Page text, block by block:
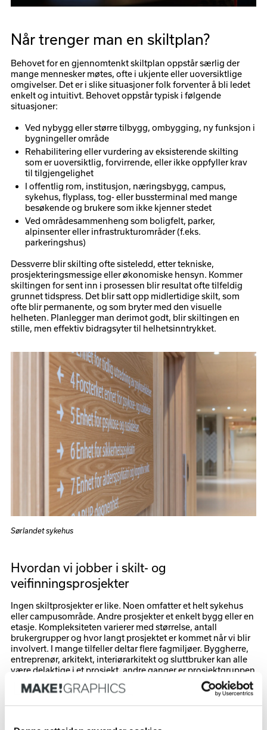
Når trenger man en skiltplan?
Behovet for en gjennomtenkt skiltplan oppstår særlig der
mange mennesker møtes, ofte i ukjente eller uoversiktlige
omgivelser. Det er i slike situasjoner folk forventer å bli ledet
enkelt og intuitivt. Behovet oppstår typisk i følgende
situasjoner:
Ved nybygg eller større tilbygg, ombygging, ny funksjon i
bygningeller område
Rehabilitering eller vurdering av eksisterende skilting
som er uoversiktlig, forvirrende, eller ikke oppfyller krav
til tilgjengelighet
I offentlig rom, institusjon, næringsbygg, campus,
sykehus, flyplass, tog- eller bussterminal med mange
besøkende og brukere som ikke kjenner stedet
Ved områdesammenheng som boligfelt, parker,
alpinsenter eller infrastrukturområder (f.eks.
parkeringshus)
Dessverre blir skilting ofte sisteledd, etter tekniske,
prosjekteringsmessige eller økonomiske hensyn. Kommer
skiltingen for sent inn i prosessen blir resultat ofte tilfeldig
grunnet tidspress. Det blir satt opp midlertidige skilt, som
ofte blir permanente, og som bryter med den visuelle
helheten. Planlegger man derimot godt, blir skiltingen en
stille, men effektiv bidragsyter til helhetsinntrykket.
Sørlandet sykehus
Hvordan vi jobber i skilt- og
veifinningsprosjekter
Ingen skiltprosjekter er like. Noen omfatter et helt sykehus
eller campusområde. Andre prosjekter et enkelt bygg eller en
etasje. Kompleksiteten varierer med størrelse, antall
brukergrupper og hvor langt prosjektet er kommet når vi blir
involvert. I mange tilfeller deltar flere fagmiljøer. Byggherre,
entreprenør, arkitekt, interiørarkitekt og sluttbruker kan alle
være delaktige i et prosjekt, andre ganger er prosjektgruppen